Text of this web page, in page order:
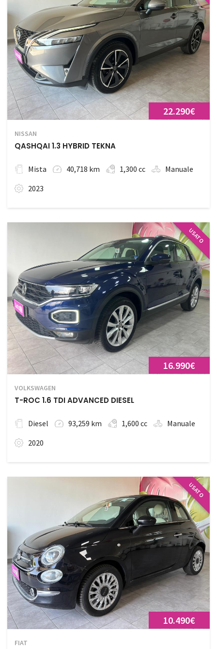
22.290€
NISSAN
QASHQAI 1.3 HYBRID TEKNA
Mista 40,718 km 1,300 cc
Manuale
2023
USATO
16.990€
VOLKSWAGEN
T-ROC 1.6 TDI ADVANCED DIESEL
Diesel 93,259 km 1,600 cc
Manuale
2020
USATO
10.490€
FIAT